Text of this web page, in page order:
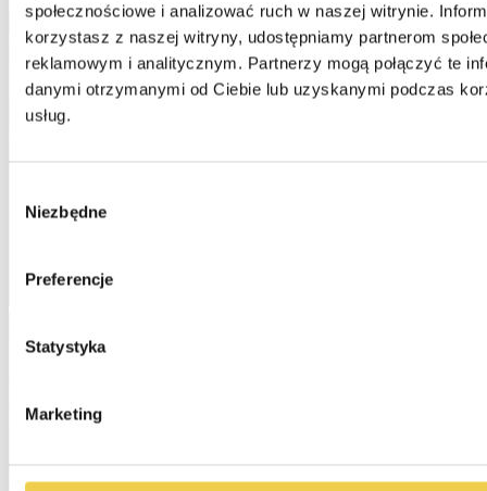
społecznościowe i analizować ruch w naszej witrynie.
korzystasz z naszej witryny, udostępniamy partnerom
reklamowym i analitycznym. Partnerzy mogą połączyć te
danymi otrzymanymi od Ciebie lub uzyskanymi podczas
usług.
zgody
Niezbędne
Preferencje
Statystyka
Marketing